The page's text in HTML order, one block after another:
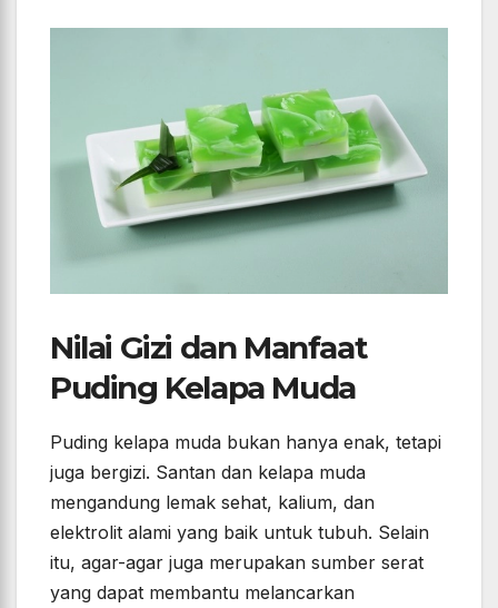
Nilai Gizi dan Manfaat
Puding Kelapa Muda
Puding kelapa muda bukan hanya enak, tetapi
juga bergizi. Santan dan kelapa muda
mengandung lemak sehat, kalium, dan
elektrolit alami yang baik untuk tubuh. Selain
itu, agar-agar juga merupakan sumber serat
yang dapat membantu melancarkan